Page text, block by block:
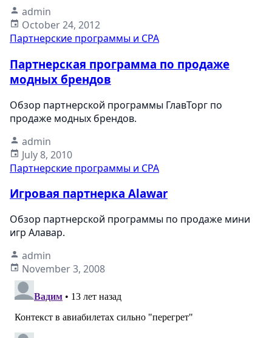
admin
October 24, 2012
Партнерские программы и CPA
Партнерская программа по продаже
модных брендов
Обзор партнерской программы ГлавТорг по
продаже модных брендов.
admin
July 8, 2010
Партнерские программы и CPA
Игровая партнерка Alawar
Обзор партнерской программы по продаже мини
игр Алавар.
admin
November 3, 2008